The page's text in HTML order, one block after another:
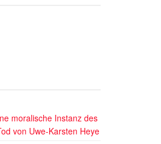
moralische Instanz des
von Uwe-Karsten Heye